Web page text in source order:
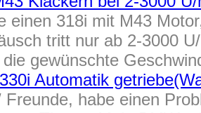
einen 318i mit M43
tritt nur ab 2-3000
gewünschte
Automatik
Freunde, habe einen